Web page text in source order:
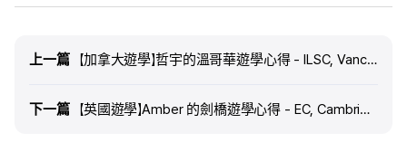
上一篇 上一篇
【加拿大遊學】哲宇的溫哥華遊學心得 - ILSC, Vancouver
下一篇 下一篇
【英國遊學】Amber 的劍橋遊學心得 - EC, Cambridge